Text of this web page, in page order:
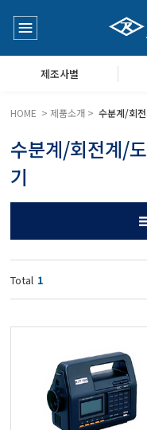
질측정기
기공기질/미세먼지/가스/소음/진
속풍량계/온도계/온습도계/기압
자저울/점도계/핀홀탐지기
제조사별
HOME > 제품소개 >수분계/회
수분계/회전계/
기
Total 1